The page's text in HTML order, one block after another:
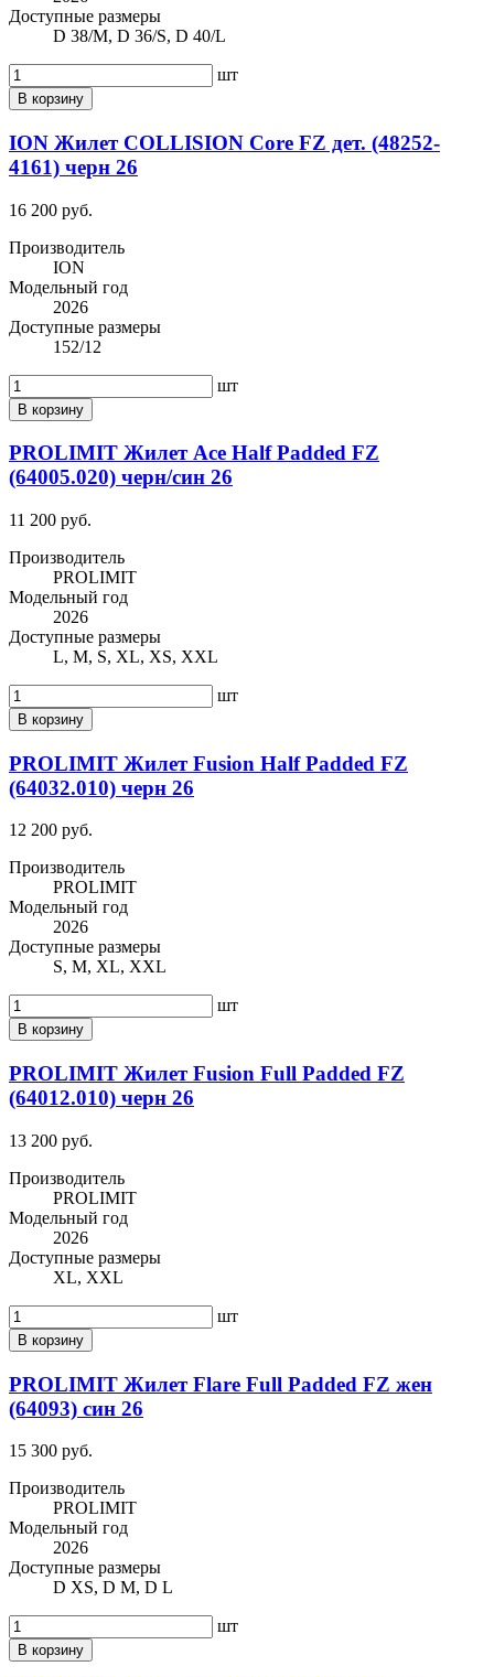
Доступные размеры
D 38/M, D 36/S, D 40/L
шт
В корзину
ION Жилет COLLISION Core FZ дет. (48252-
4161) черн 26
16 200 руб.
Производитель
ION
Модельный год
2026
Доступные размеры
152/12
шт
В корзину
PROLIMIT Жилет Ace Half Padded FZ
(64005.020) черн/cин 26
11 200 руб.
Производитель
PROLIMIT
Модельный год
2026
Доступные размеры
L, M, S, XL, XS, XXL
шт
В корзину
PROLIMIT Жилет Fusion Half Padded FZ
(64032.010) черн 26
12 200 руб.
Производитель
PROLIMIT
Модельный год
2026
Доступные размеры
S, M, XL, XXL
шт
В корзину
PROLIMIT Жилет Fusion Full Padded FZ
(64012.010) черн 26
13 200 руб.
Производитель
PROLIMIT
Модельный год
2026
Доступные размеры
XL, XXL
шт
В корзину
PROLIMIT Жилет Flare Full Padded FZ жен
(64093) син 26
15 300 руб.
Производитель
PROLIMIT
Модельный год
2026
Доступные размеры
D XS, D M, D L
шт
В корзину